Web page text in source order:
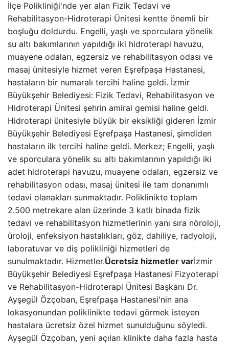
İlçe Polikliniği'nde yer alan Fizik Tedavi ve
Rehabilitasyon-Hidroterapi Ünitesi kentte önemli bir
boşluğu doldurdu. Engelli, yaşlı ve sporculara yönelik
su altı bakımlarının yapıldığı iki hidroterapi havuzu,
muayene odaları, egzersiz ve rehabilitasyon odası ve
masaj ünitesiyle hizmet veren Eşrefpaşa Hastanesi,
hastaların bir numaralı tercihi haline geldi. İzmir
Büyükşehir Belediyesi: Fizik Tedavi, Rehabilitasyon ve
Hidroterapi Ünitesi şehrin amiral gemisi haline geldi.
Hidroterapi ünitesiyle büyük bir eksikliği gideren İzmir
Büyükşehir Belediyesi Eşrefpaşa Hastanesi, şimdiden
hastaların ilk tercihi haline geldi. Merkez; Engelli, yaşlı
ve sporculara yönelik su altı bakımlarının yapıldığı iki
adet hidroterapi havuzu, muayene odaları, egzersiz ve
rehabilitasyon odası, masaj ünitesi ile tam donanımlı
tedavi olanakları sunmaktadır. Poliklinikte toplam
2.500 metrekare alan üzerinde 3 katlı binada fizik
tedavi ve rehabilitasyon hizmetlerinin yanı sıra nöroloji,
üroloji, enfeksiyon hastalıkları, göz, dahiliye, radyoloji,
laboratuvar ve diş polikliniği hizmetleri de
sunulmaktadır. Hizmetler.Ücretsiz hizmetler varİzmir
Büyükşehir Belediyesi Eşrefpaşa Hastanesi Fizyoterapi
ve Rehabilitasyon-Hidroterapi Ünitesi Başkanı Dr.
Ayşegül Özçoban, Eşrefpaşa Hastanesi'nin ana
lokasyonundan poliklinikte tedavi görmek isteyen
hastalara ücretsiz özel hizmet sunulduğunu söyledi.
Ayşegül Özçoban, yeni açılan klinikte daha fazla hasta